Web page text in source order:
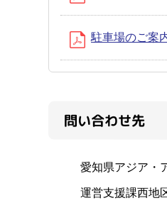
駐車場のご案
問い合わせ先
愛知県アジア・
運営支援課西地